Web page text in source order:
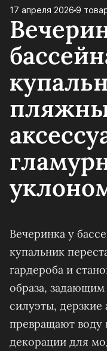
реальную
17 апреля 2026 9
Вечеринка у
купальник
гардероба и
образа,
силуэты,
превращают воду
декорации для